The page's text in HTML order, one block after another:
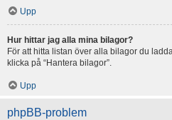
Upp
Hur hittar jag alla mina bilagor?
För att hitta listan över alla bilagor du
klicka på “Hantera bilagor”.
Upp
phpBB-problem